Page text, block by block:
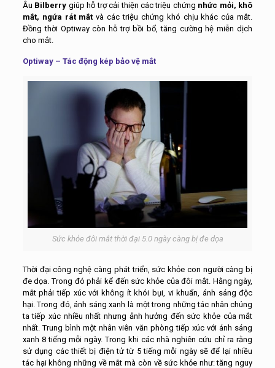
Âu Bilberry giúp hỗ trợ cải thiện các triệu chứng nhức mỏi, khô
mắt, ngứa rát mắt và các triệu chứng khó chịu khác của mắt.
Đồng thời Optiway còn hỗ trợ bồi bổ, tăng cường hệ miễn dịch
cho mắt.
Optiway – Tác động kép bảo vệ mắt
Sức khỏe đôi mắt thời đại 5.0 ngày càng bị đe dọa
Thời đại công nghệ càng phát triển, sức khỏe con người càng bị
đe dọa. Trong đó phải kể đến sức khỏe của đôi mắt. Hằng ngày,
mắt phải tiếp xúc với không ít khói bụi, vi khuẩn, ánh sáng độc
hại. Trong đó, ánh sáng xanh là một trong những tác nhân chúng
ta tiếp xúc nhiều nhất nhưng ảnh hưởng đến sức khỏe của mắt
nhất. Trung bình một nhân viên văn phòng tiếp xúc với ánh sáng
xanh 8 tiếng mỗi ngày. Trong khi các nhà nghiên cứu chỉ ra rằng
sử dụng các thiết bị điện tử từ 5 tiếng mỗi ngày sẽ để lại nhiều
tác hại không những về mắt mà còn về sức khỏe như: tăng nguy